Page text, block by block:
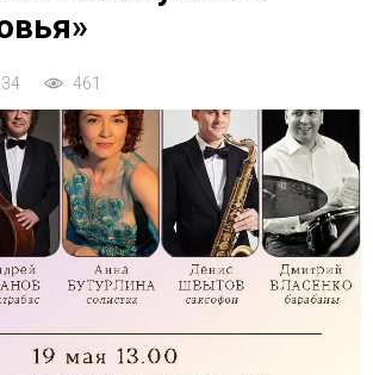
461